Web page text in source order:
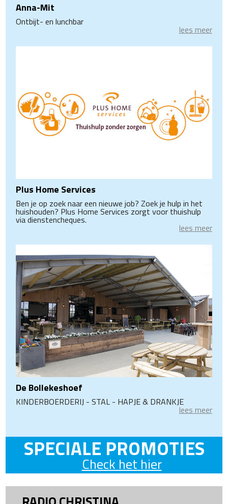
Anna-Mit
Ontbijt- en lunchbar
lees meer
Plus Home Services
Ben je op zoek naar een nieuwe job? Zoek je hulp in het
huishouden? Plus Home Services zorgt voor thuishulp
via dienstencheques.
lees meer
De Bollekeshoef
KINDERBOERDERIJ - STAL - HAPJE & DRANKJE
lees meer
SPECIALE PROMOTIES
Check het hier